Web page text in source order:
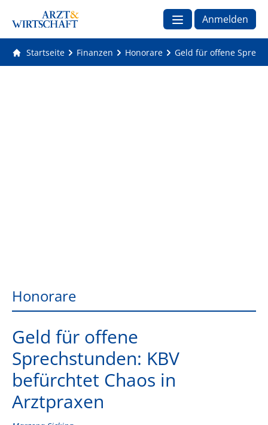
Anmelden
Startseite Finanzen Honorare Geld für offene
Honorare
Geld für offene
Sprechstunden: KBV
befürchtet Chaos in
Arztpraxen